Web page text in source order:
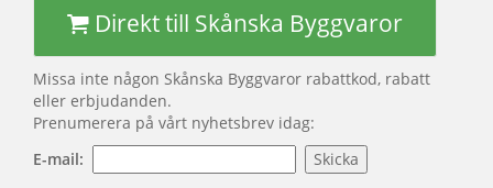
Direkt till Skånska Byggvaror
Missa inte någon Skånska Byggvaror rabattkod, rabatt
eller erbjudanden.
Prenumerera på vårt nyhetsbrev idag:
E-mail: